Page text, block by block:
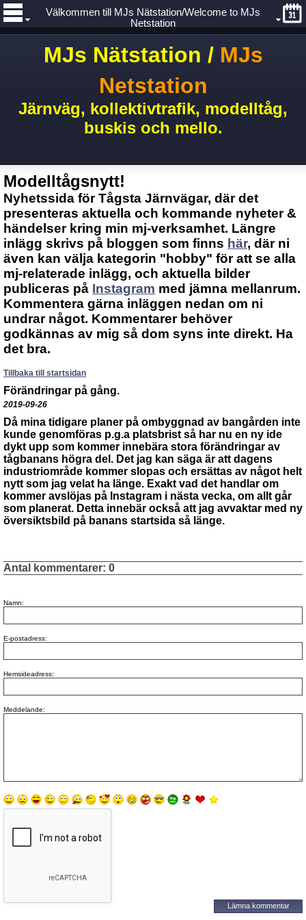
MJs Nätstation /MJs
Netstation
Järnväg, kollektivtrafik, modelltåg,
buskis och mello.
Välkommen till MJs Nätstation/Welcome to MJs
Netstation
Modelltågsnytt!
Nyhetssida för Tågsta Järnvägar, där det
presenteras aktuella och kommande nyheter &
händelser kring min mj-verksamhet. Längre
inlägg skrivs på bloggen som finns här, där ni
även kan välja kategorin "hobby" för att se alla
mj-relaterade inlägg, och aktuella bilder
publiceras på Instagram med jämna mellanrum.
Kommentera gärna inläggen nedan om ni
undrar något. Kommentarer behöver
godkännas av mig så dom syns inte direkt. Ha
det bra.
Tillbaka till startsidan
Förändringar på gång.
2019-09-26
Då mina tidigare planer på ombyggnad av bangården inte
kunde genomföras p.g.a platsbrist så har nu en ny ide
dykt upp som kommer innebära stora förändringar av
tågbanans högra del. Det jag kan säga är att dagens
industriområde kommer slopas och ersättas av något helt
nytt som jag velat ha länge. Exakt vad det handlar om
kommer avslöjas på Instagram i nästa vecka, om allt går
som planerat. Detta innebär också att jag avvaktar med ny
översiktsbild på banans startsida så länge.
Antal kommentarer: 0
Namn:
E-postadress:
Hemsideadress:
Meddelande: